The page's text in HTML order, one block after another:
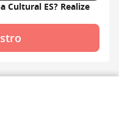
Cultural ES? Realize